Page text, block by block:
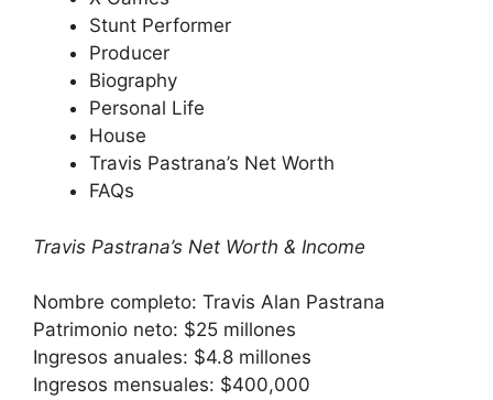
Stunt Performer
Producer
Biography
Personal Life
House
Travis Pastrana’s Net Worth
FAQs
Travis Pastrana’s Net Worth & Income
Nombre completo: Travis Alan Pastrana
Patrimonio neto: $25 millones
Ingresos anuales: $4.8 millones
Ingresos mensuales: $400,000